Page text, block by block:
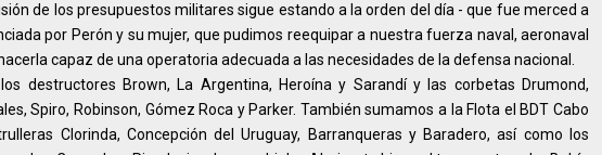
de los presupuestos militares sigue estando a la orden del día - que fue merced a
por Perón y su mujer, que pudimos reequipar a nuestra fuerza naval, aeronaval
capaz de una operatoria adecuada a las necesidades de la defensa nacional.
destructores Brown, La Argentina, Heroína y Sarandí y las corbetas Drumond,
Spiro, Robinson, Gómez Roca y Parker. También sumamos a la Flota el BDT Cabo
Clorinda, Concepción del Uruguay, Barranqueras y Baradero, así como los